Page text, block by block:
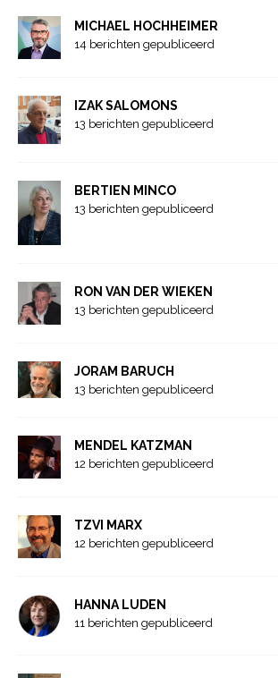
MICHAEL HOCHHEIMER
14 berichten gepubliceerd
IZAK SALOMONS
13 berichten gepubliceerd
BERTIEN MINCO
13 berichten gepubliceerd
RON VAN DER WIEKEN
13 berichten gepubliceerd
JORAM BARUCH
13 berichten gepubliceerd
MENDEL KATZMAN
12 berichten gepubliceerd
TZVI MARX
12 berichten gepubliceerd
HANNA LUDEN
11 berichten gepubliceerd